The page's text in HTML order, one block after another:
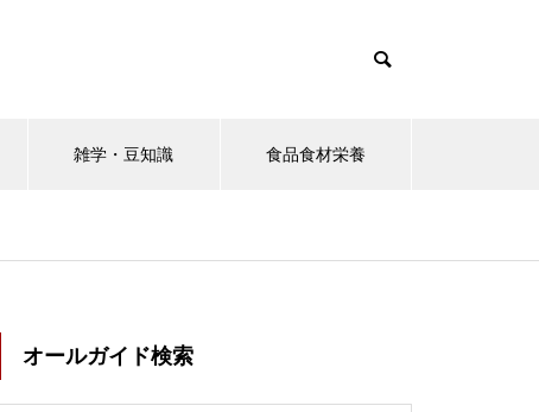
雑学・豆知識 食品食材栄養
オールガイド検索